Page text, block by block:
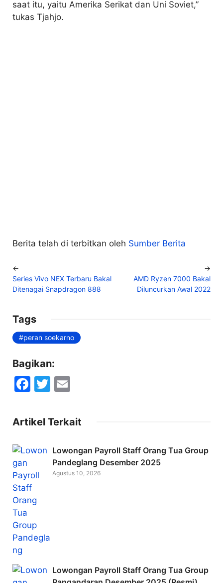
saat itu, yaitu Amerika Serikat dan Uni Soviet,”
tukas Tjahjo.
Berita telah di terbitkan oleh Sumber Berita
←
Series Vivo NEX Terbaru Bakal
Ditenagai Snapdragon 888
AMD Ryzen 7000 Bakal
Diluncurkan Awal 2022
→
Tags
peran soekarno
Bagikan:
F
c
e
b
o
k
T
itt
er
ai
l
Artikel Terkait
Lowongan Payroll Staff Orang Tua Group
Pandeglang Desember 2025
Agustus 10, 2026
Lowongan Payroll Staff Orang Tua Group